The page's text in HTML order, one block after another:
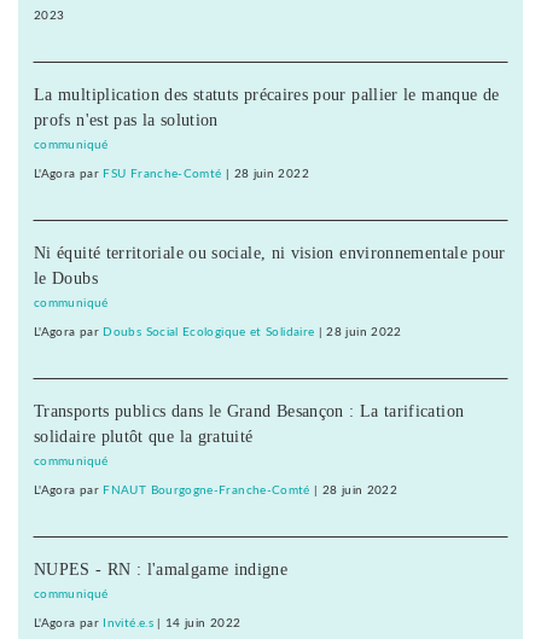
2023
La multiplication des statuts précaires pour pallier le manque de
profs n'est pas la solution
communiqué
L'Agora par FSU Franche-Comté 28 juin 2022
Ni équité territoriale ou sociale, ni vision environnementale pour
le Doubs
communiqué
L'Agora par Doubs Social Ecologique et Solidaire |28 juin 2022
Transports publics dans le Grand Besançon : La tarification
solidaire plutôt que la gratuité
communiqué
L'Agora par FNAUT Bourgogne-Franche-Comté 28 juin 2022
NUPES - RN : l'amalgame indigne
communiqué
L'Agora par Invité.e.s| 14 juin 2022